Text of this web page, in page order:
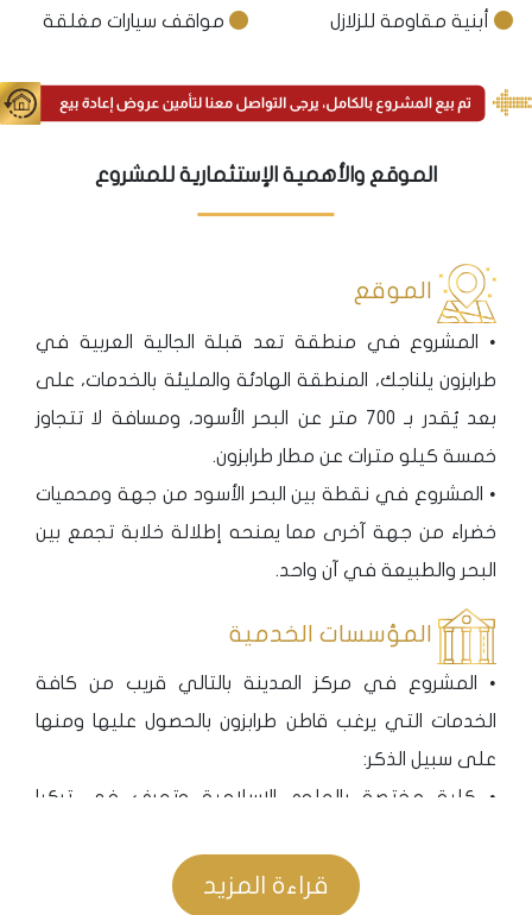
أبنية مقاومة للزلازل مواقف سيارات مغلقة
الموقع والأهمية الإستثمارية للمشروع
الموقع
• المشروع في منطقة تعد قبلة الجالية العربية في
طرابزون يلناجك، المنطقة الهادئة والمليئة بالخدمات، على
بعد يُقدر بـ 700 متر عن البحر الأسود، ومسافة لا تتجاوز
خمسة كيلو مترات عن مطار طرابزون.
• المشروع في نقطة بين البحر الأسود من جهة ومحميات
خضراء من جهة آخرى مما يمنحه إطلالة خلابة تجمع بين
البحر والطبيعة في آن واحد.
المؤسسات الخدمية
• المشروع في مركز المدينة بالتالي قريب من كافة
الخدمات التي يرغب قاطن طرابزون بالحصول عليها ومنها
على سبيل الذكر:
• كلية مختصة بالعلوم الإسلامية وتعرف في تركيا
• المسافة إلى مول جواهر لا تتجاوز خمسة دقائق.
قراءة المزيد